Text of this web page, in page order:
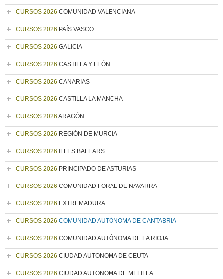
CURSOS 2026 COMUNIDAD VALENCIANA
CURSOS 2026 PAÍS VASCO
CURSOS 2026 GALICIA
CURSOS 2026 CASTILLA Y LEÓN
CURSOS 2026 CANARIAS
CURSOS 2026 CASTILLA LA MANCHA
CURSOS 2026 ARAGÓN
CURSOS 2026 REGIÓN DE MURCIA
CURSOS 2026 ILLES BALEARS
CURSOS 2026 PRINCIPADO DE ASTURIAS
CURSOS 2026 COMUNIDAD FORAL DE NAVARRA
CURSOS 2026 EXTREMADURA
CURSOS 2026 COMUNIDAD AUTÓNOMA DE CANTABRIA
CURSOS 2026 COMUNIDAD AUTÓNOMA DE LA RIOJA
CURSOS 2026 CIUDAD AUTONOMA DE CEUTA
CURSOS 2026 CIUDAD AUTONOMA DE MELILLA